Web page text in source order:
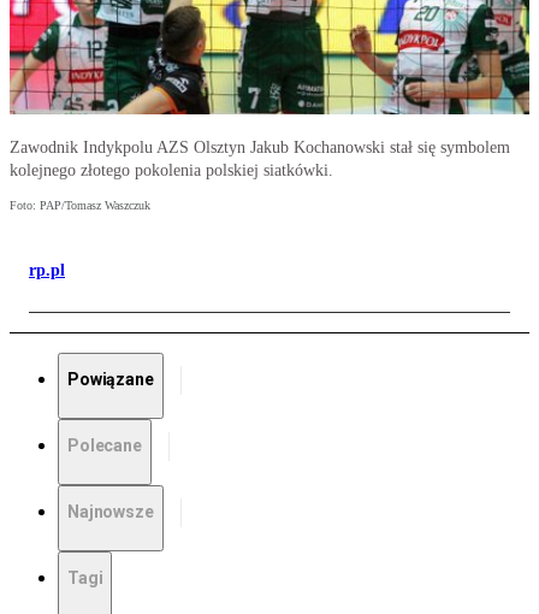
Zawodnik Indykpolu AZS Olsztyn Jakub Kochanowski stał się symbolem
kolejnego złotego pokolenia polskiej siatkówki.
Foto: PAP/Tomasz Waszczuk
rp.pl
Powiązane
Polecane
Najnowsze
Tagi